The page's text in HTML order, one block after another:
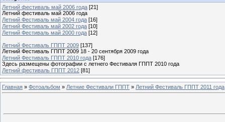
Летний фестиваль май 2006 года [21]
Летний фестиваль май 2006 года
Летний Фестиваль май 2004 года [16]
Летний Фестиваль май 2002 года [10]
Летний Фестиваль май 2000 года [12]
Летний Фестиваль ГППТ 2009 [137]
Летний Фестиваль ГППТ 2009 18 - 20 сентября 2009 года
Летний Фестиваль ГППТ 2010 года [176]
Здесь размещены фотографии с летнего Фестиваля ГППТ 2010 года
Летний фестиваль ГППТ 2012 [81]
Главная » Фотоальбом » Летние Фестивали ГППТ » Летний Фестиваль ГППТ 2011 года